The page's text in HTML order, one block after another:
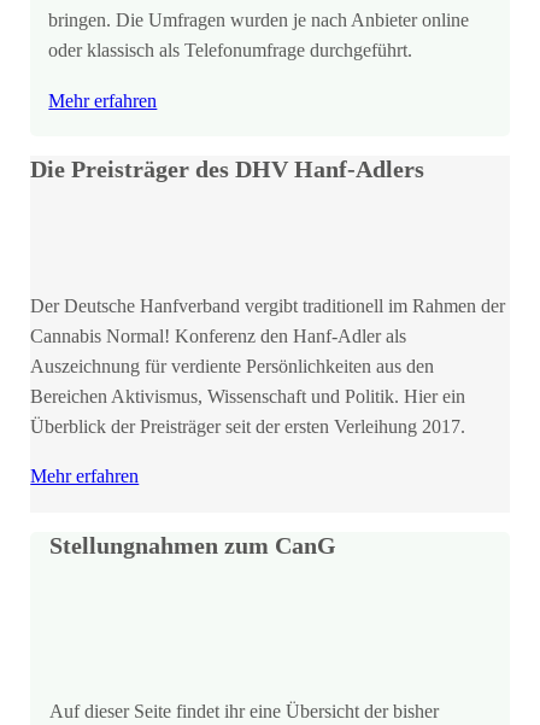
bringen. Die Umfragen wurden je nach Anbieter online
oder klassisch als Telefonumfrage durchgeführt.
Mehr erfahren
Die Preisträger des DHV Hanf-Adlers
Der Deutsche Hanfverband vergibt traditionell im Rahmen der
Cannabis Normal! Konferenz den Hanf-Adler als
Auszeichnung für verdiente Persönlichkeiten aus den
Bereichen Aktivismus, Wissenschaft und Politik. Hier ein
Überblick der Preisträger seit der ersten Verleihung 2017.
Mehr erfahren
Stellungnahmen zum CanG
Auf dieser Seite findet ihr eine Übersicht der bisher